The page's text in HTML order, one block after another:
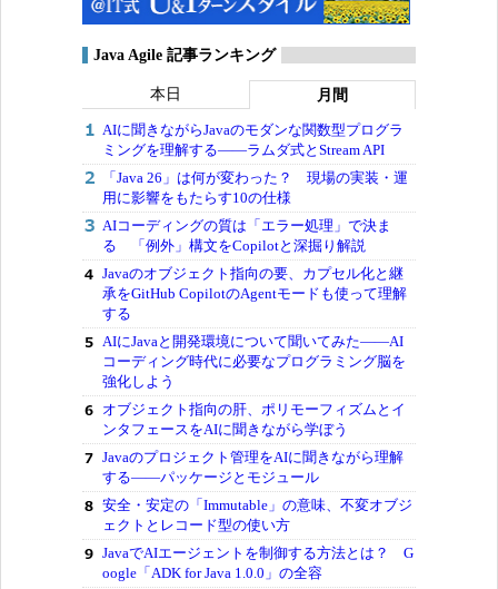
Java Agile 記事ランキング
本日 月間
AIに聞きながらJavaのモダンな関数型プログラ
ミングを理解する――ラムダ式とStream API
「Java 26」は何が変わった？ 現場の実装・運
用に影響をもたらす10の仕様
AIコーディングの質は「エラー処理」で決ま
る 「例外」構文をCopilotと深掘り解説
Javaのオブジェクト指向の要、カプセル化と継
承をGitHub CopilotのAgentモードも使って理解
する
AIにJavaと開発環境について聞いてみた――AI
コーディング時代に必要なプログラミング脳を
強化しよう
オブジェクト指向の肝、ポリモーフィズムとイ
ンタフェースをAIに聞きながら学ぼう
Javaのプロジェクト管理をAIに聞きながら理解
する――パッケージとモジュール
安全・安定の「Immutable」の意味、不変オブジ
ェクトとレコード型の使い方
JavaでAIエージェントを制御する方法とは？ G
oogle「ADK for Java 1.0.0」の全容